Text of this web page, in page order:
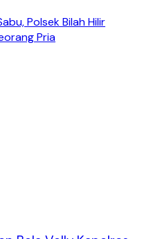
Polsek Bilah Hilir
Pria